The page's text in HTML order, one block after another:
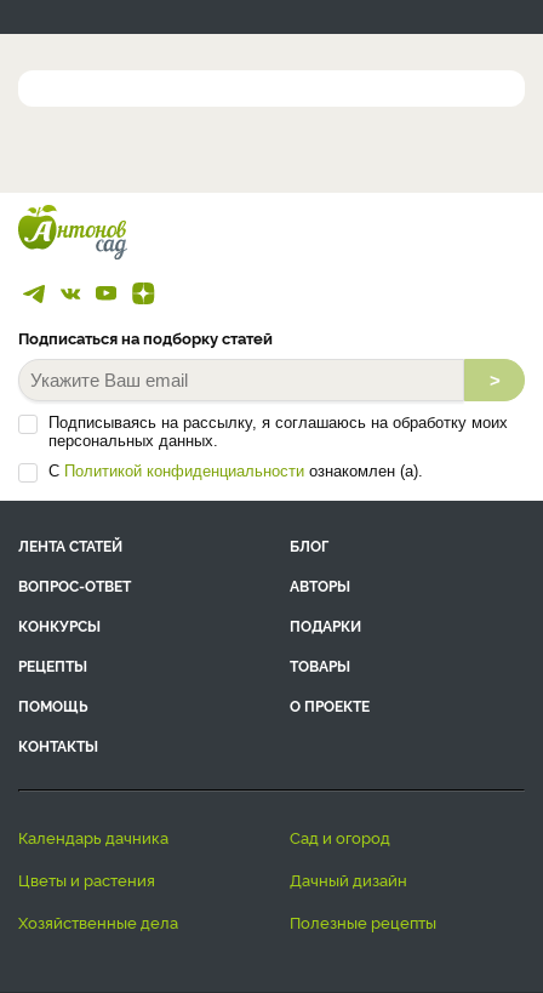
Подписаться на подборку статей
>
Подписываясь на рассылку, я соглашаюсь на обработку моих
персональных данных.
С Политикой конфиденциальности ознакомлен (а).
ЛЕНТА СТАТЕЙ
БЛОГ
ВОПРОС-ОТВЕТ
АВТОРЫ
КОНКУРСЫ
ПОДАРКИ
РЕЦЕПТЫ
ТОВАРЫ
ПОМОЩЬ
О ПРОЕКТЕ
КОНТАКТЫ
календарь дачника
сад и огород
цветы и растения
дачный дизайн
хозяйственные дела
полезные рецепты